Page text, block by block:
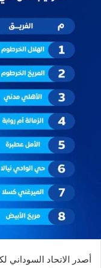
أصدر الاتحاد السوداني